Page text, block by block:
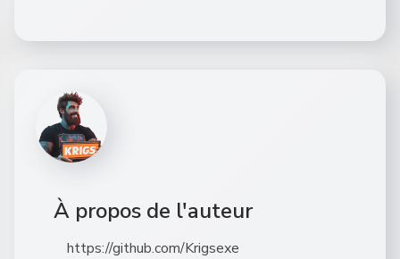
À propos de l'auteur
https://github.com/Krigsexe